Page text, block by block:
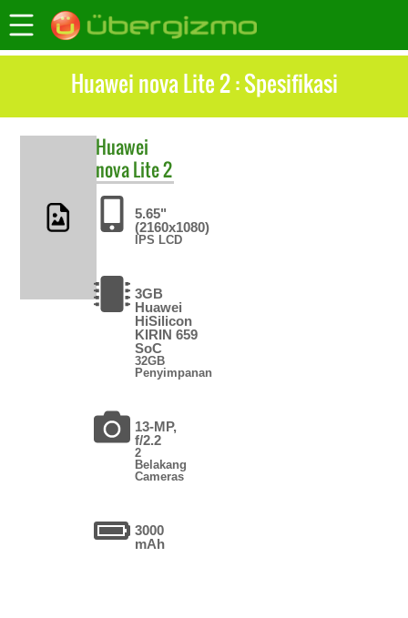
Huawei nova Lite 2 : Spesifikasi
Huawei
nova Lite 2
5.65"
(2160x1080)
IPS LCD
3GB
Huawei
HiSilicon
KIRIN 659
SoC
32GB
Penyimpanan
13-MP,
f/2.2
2
Belakang
Cameras
3000
mAh